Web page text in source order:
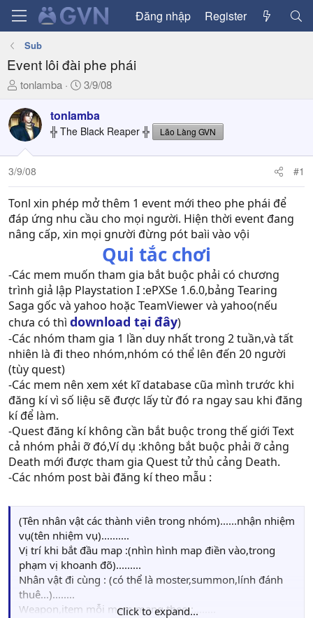
Đăng nhập Register
Sub
Event lôi đài phe phái
T
r
e
a
d
s
t
a
r
t
tonlamba
N
à
y
ử
3/9/08
tonlamba
╬ The Black Reaper ╬ Lão Làng GVN
3/9/08 #1
Tonl xin phép mở thêm 1 event mới theo phe phái để
đáp ứng nhu cầu cho mọi người. Hiện thời event đang
nâng cấp, xin mọi gnười đừng pót baìi vào vội
Qui tắc chơi
-Các mem muốn tham gia bắt buộc phải có chương
trình giả lập Playstation I :ePXSe 1.6.0,bảng Tearing
Saga gốc và yahoo hoặc TeamViewer và yahoo(nếu
chưa có thì download tại đây)
-Các nhóm tham gia 1 lần duy nhất trong 2 tuần,và tất
nhiên là đi theo nhóm,nhóm có thể lên đến 20 người
(tùy quest)
-Các mem nên xem xét kĩ database cũa mình trước khi
đăng kí vì số liệu sẽ được lấy từ đó ra ngay sau khi đăng
kí để làm.
-Quest đăng kí không cần bắt buộc trong thế giới Text
cả nhóm phải ỡ đó,Ví dụ :không bắt buộc phải ỡ cảng
Death mới được tham gia Quest tử thủ cảng Death.
-Các nhóm post bài đăng kí theo mẫu :
(Tên nhân vật các thành viên trong nhóm)......nhận nhiệm
vụ(tên nhiệm vụ)..........
Vị trí khi bắt đầu map :(nhìn hình map điền vào,trong
phạm vị khoanh đõ).........
Nhân vật đi cùng : (có thể là moster,summon,lính đánh
thuê...)........
Weapon,item mỗi mem mang theo :........
Click to expand...